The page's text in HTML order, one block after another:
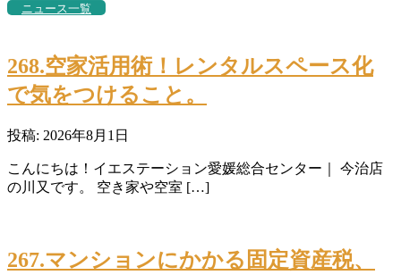
ニュース一覧
268.空家活用術！レンタルスペース化
で気をつけること。
投稿: 2026年8月1日
こんにちは！イエステーション愛媛総合センター｜ 今治店
の川又です。 空き家や空室 […]
267.マンションにかかる固定資産税、